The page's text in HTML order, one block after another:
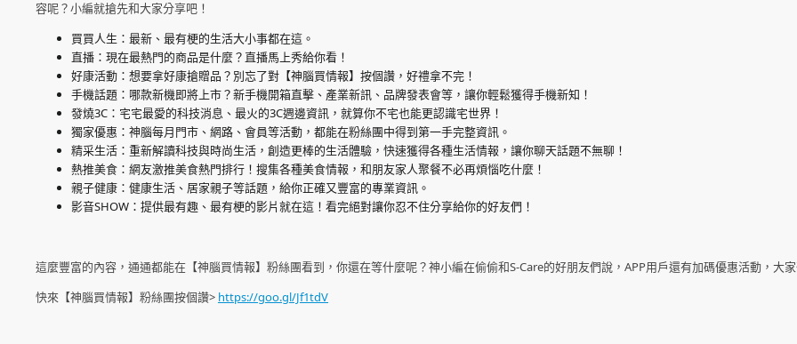
容呢？小編就搶先和大家分享吧！
買買人生：最新、最有梗的生活大小事都在這。
直播：現在最熱門的商品是什麼？直播馬上秀給你看！
好康活動：想要拿好康搶贈品？別忘了對【神腦買情報】按個讚，好禮拿不完！
手機話題：哪款新機即將上市？新手機開箱直擊、產業新訊、品牌發表會等，讓你輕鬆獲得手機新知！
發燒3C：宅宅最愛的科技消息、最火的3C週邊資訊，就算你不宅也能更認識宅世界！
獨家優惠：神腦每月門市、網路、會員等活動，都能在粉絲團中得到第一手完整資訊。
精采生活：重新解讀科技與時尚生活，創造更棒的生活體驗，快速獲得各種生活情報，讓你聊天話題不無聊！
熱推美食：網友激推美食熱門排行！搜集各種美食情報，和朋友家人聚餐不必再煩惱吃什麼！
親子健康：健康生活、居家親子等話題，給你正確又豐富的專業資訊。
影音SHOW：提供最有趣、最有梗的影片就在這！看完絕對讓你忍不住分享給你的好友們！
這麼豐富的內容，通通都能在【神腦買情報】粉絲團看到，你還在等什麼呢？神小編在偷偷和S-Care的好朋友們說，APP用戶還有加碼優惠活動，大
快來【神腦買情報】粉絲團按個讚> https://goo.gl/Jf1tdV